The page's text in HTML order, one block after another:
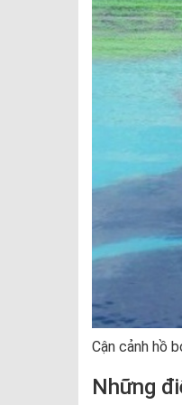
Cận cảnh hồ
Những